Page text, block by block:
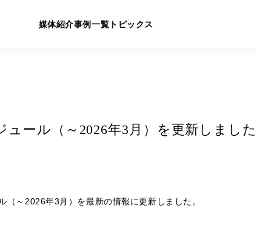
媒体紹介事例一覧 トピックス
ュール（～2026年3月）を更新しました
～2026年3月）を最新の情報に更新しました。